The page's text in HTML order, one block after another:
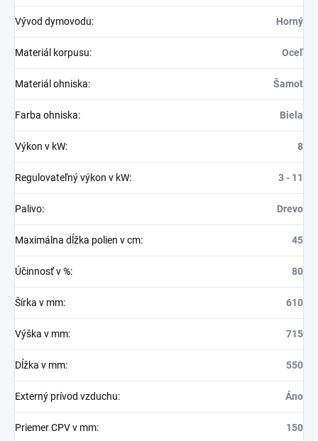
Vývod dymovodu: Horný
Materiál korpusu: Oceľ
Materiál ohniska: Šamot
Farba ohniska: Biela
Výkon v kW: 8
Regulovateľný výkon v kW: 3 - 11
Palivo: Drevo
Maximálna dĺžka polien v cm: 45
Účinnosť v %: 80
Šírka v mm: 610
Výška v mm: 715
Dĺžka v mm: 550
Externý prívod vzduchu: Áno
Priemer CPV v mm: 150